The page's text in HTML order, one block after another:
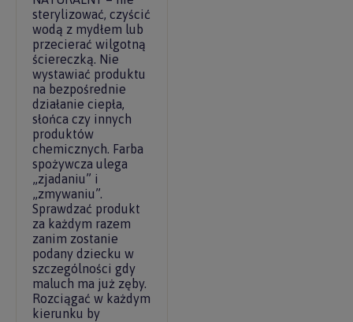
sterylizować, czyścić
wodą z mydłem lub
przecierać wilgotną
ściereczką. Nie
wystawiać produktu
na bezpośrednie
działanie ciepła,
słońca czy innych
produktów
chemicznych. Farba
spożywcza ulega
„zjadaniu” i
„zmywaniu”.
Sprawdzać produkt
za każdym razem
zanim zostanie
podany dziecku w
szczególności gdy
maluch ma już zęby.
Rozciągać w każdym
kierunku by